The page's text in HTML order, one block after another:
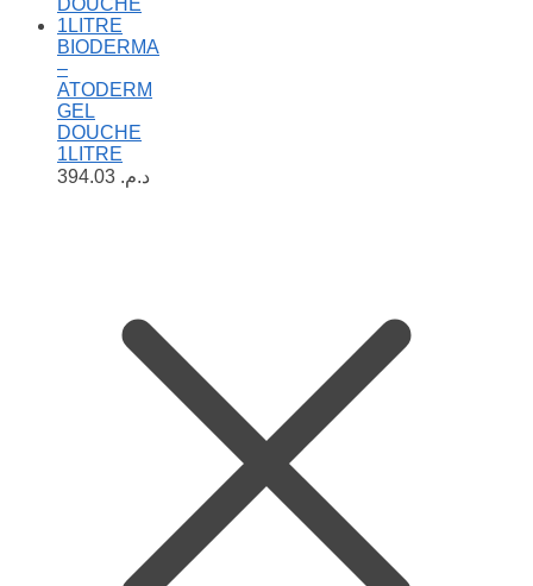
BIODERMA
–
ATODERM
GEL
DOUCHE
1LITRE
د.م.